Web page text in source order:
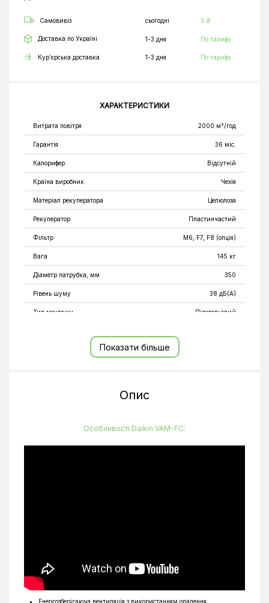
Самовивіз сьогодні 0 ₴
Доставка по Україні 1-3 дня По тарифу
Кур’єрська доставка 1-3 дня По тарифу
ХАРАКТЕРИСТИКИ
Витрата повітря 2000 м³/год
Гарантія 36 міс.
Калорифер Відсутній
Країна виробник Чехія
Матеріал рекуператора Целюлоза
Рекуператор Пластинчастий
Фільтр M6, F7, F8 (опція)
Вага 145 кг
Діаметр патрубка, мм 350
Рівень шуму 38 дБ(А)
Тип монтажу Підстельовий
Показати більше
Опис
Особливості Daikin VAM-FC:
Енергозберігаюча вентиляція з використанням опалення,